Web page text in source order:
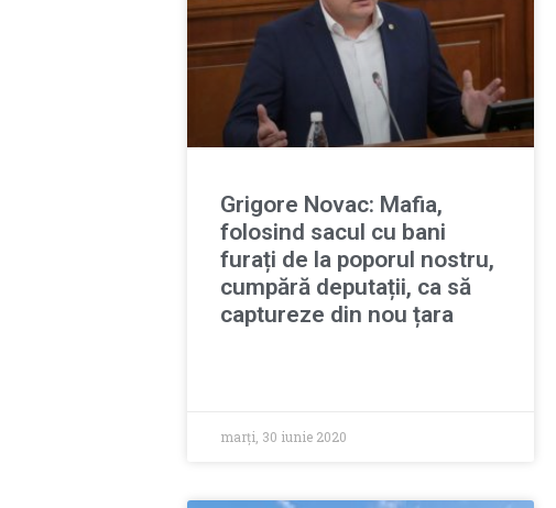
Grigore Novac: Mafia,
folosind sacul cu bani
furați de la poporul nostru,
cumpără deputații, ca să
captureze din nou țara
marți, 30 iunie 2020